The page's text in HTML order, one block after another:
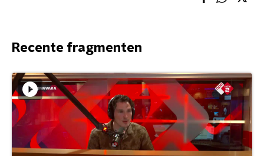
Recente fragmenten